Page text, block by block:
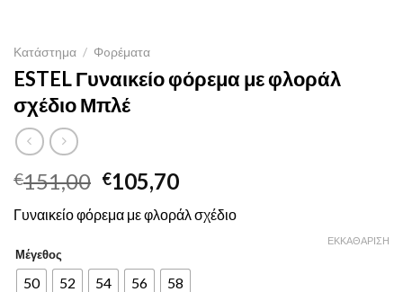
Κατάστημα / Φoρέματα
ESTEL Γυναικείο φόρεμα με φλοράλ
σχέδιο Μπλέ
€151,00 Original
price
was:
€105,70Η
τρέχουσα
τιμή
€105,70.
Γυναικείο φόρεμα με φλοράλ σχέδιο
Μέγεθος
50 52 54 56 58
ΕΚΚΑΘΆΡΙΣΗ